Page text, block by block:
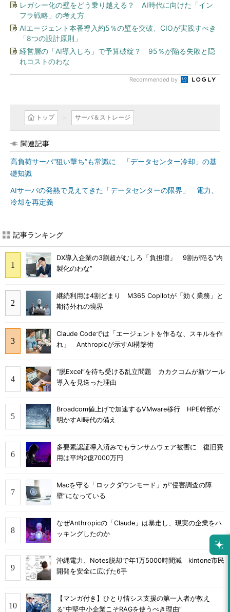
レガシー化の壁をどう乗り越える？ AI時代に向けた「イン
フラ戦略」の考え方
AIエージェント本番導入約5％の壁を突破、CIOが実践すべき
「8つの設計原則」
経営層の「AI導入しろ」で予算破綻？ 95％が陥る失敗と隠
れコストのわな
Recommended by
トップ サーバ＆ストレージ
関連記事
高負荷サーバ“狙い撃ち”も常識に 「データセンター冷却」の基
礎知識
AIサーバの発熱で見えてきた「データセンターの限界」 電力、
冷却を再定義
記事ランキング
DX導入企業の3割超がむしろ「負担増」 9割が陥る“内
製化のわな”
継続利用は4割どまり M365 Copilotが「効く業務」と
期待外れの境界
Claude Codeでは「エージェントを作るな、スキルを作
れ」 Anthropicが示すAI構築術
“脱Excel”を待ち受ける乱立問題 カカクコムが新ツール
導入を見送った理由
Broadcom値上げで加速するVMware移行 HPE幹部が
明かすAI時代の備え
多要素認証導入済みでもランサムウェア被害に 復旧費
用は平均2億7000万円
Macを守る「ロックダウンモード」が“侵害調査の障
壁”になっている
なぜAnthropicの「Claude」は暴走し、現実の企業をハ
ッキングしたのか
沖縄電力、Notes脱却で年1万5000時間減 kintone市民
開発を安全に広げた6手
【マンガ付き】ひとり情シス支援の第一人者が教え
る”中堅中小企業こそRAGを使うべき理由”